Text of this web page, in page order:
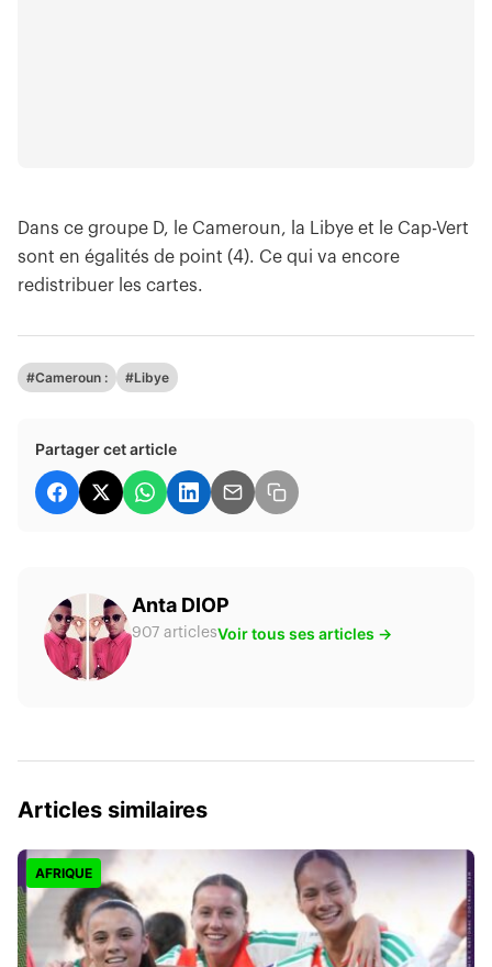
Dans ce groupe D, le Cameroun, la Libye et le Cap-Vert
sont en égalités de point (4). Ce qui va encore
redistribuer les cartes.
#Cameroun : #Libye
Partager cet article
Anta DIOP
907 articlesVoir tous ses articles →
Articles similaires
AFRIQUE